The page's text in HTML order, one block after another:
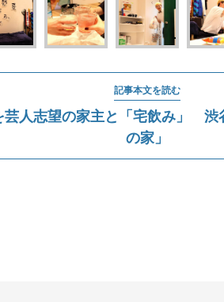
記事本文を読む
芸人志望の家主と「宅飲み」 渋
の家」